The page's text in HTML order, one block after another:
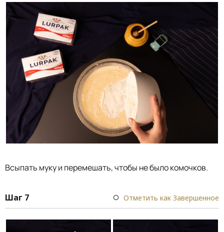
Всыпать муку и перемешать, чтобы не было комочков.
Шаг 7 Отметить как Завершенное